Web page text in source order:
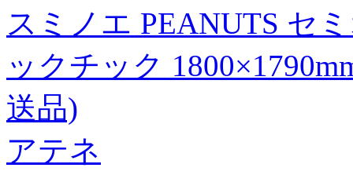
スミノエ PEANUTS セ
ックチック
送品)
アテネ